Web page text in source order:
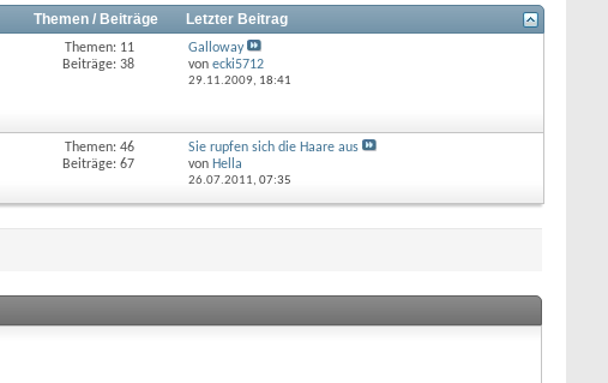
Themen / Beiträge Letzter Beitrag
Themen: 11
Beiträge: 38
Galloway
von ecki5712
29.11.2009, 18:41
Themen: 46
Beiträge: 67
Sie rupfen sich die Haare aus
von Hella
26.07.2011, 07:35